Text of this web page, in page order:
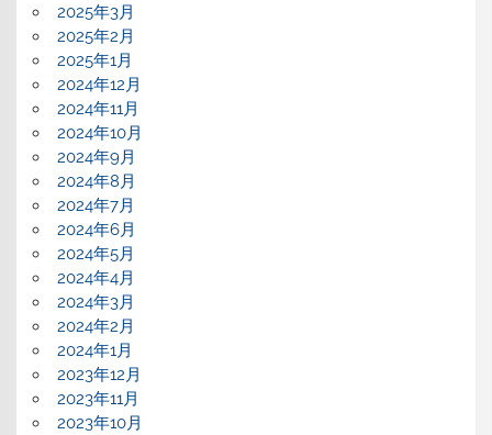
2025年3月
2025年2月
2025年1月
2024年12月
2024年11月
2024年10月
2024年9月
2024年8月
2024年7月
2024年6月
2024年5月
2024年4月
2024年3月
2024年2月
2024年1月
2023年12月
2023年11月
2023年10月